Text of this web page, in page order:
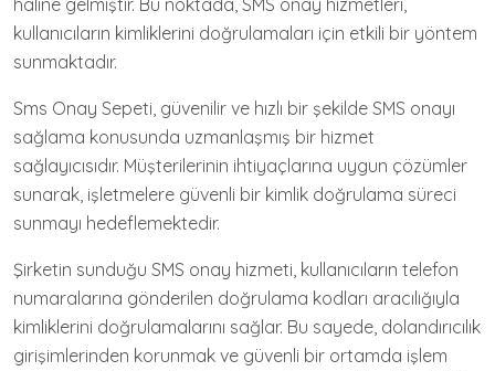
kullanıcıların kimliklerini doğrulamaları için etkili bir yöntem
sunmaktadır.
Sms Onay Sepeti, güvenilir ve hızlı bir şekilde SMS onayı
sağlama konusunda uzmanlaşmış bir hizmet
sağlayıcısıdır. Müşterilerinin ihtiyaçlarına uygun çözümler
sunarak, işletmelere güvenli bir kimlik doğrulama süreci
sunmayı hedeflemektedir.
Şirketin sunduğu SMS onay hizmeti, kullanıcıların telefon
numaralarına gönderilen doğrulama kodları aracılığıyla
kimliklerini doğrulamalarını sağlar. Bu sayede, dolandırıcılık
girişimlerinden korunmak ve güvenli bir ortamda işlem